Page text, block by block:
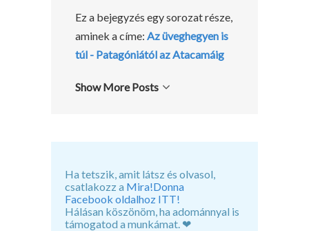
Ez a bejegyzés egy sorozat része,
aminek a címe: Az üveghegyen is
túl - Patagóniától az Atacamáig
Show More Posts
Ha tetszik, amit látsz és olvasol,
csatlakozz a Mira!Donna
Facebook oldalhoz ITT!
Hálásan köszönöm, ha adománnyal is
támogatod a munkámat. ❤